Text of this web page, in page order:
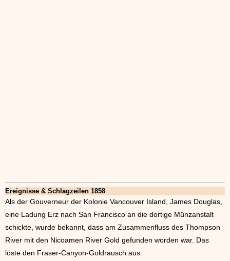
Ereignisse & Schlagzeilen 1858
Als der Gouverneur der Kolonie Vancouver Island, James Douglas,
eine Ladung Erz nach San Francisco an die dortige Münzanstalt
schickte, wurde bekannt, dass am Zusammenfluss des Thompson
River mit den Nicoamen River Gold gefunden worden war. Das
löste den Fraser-Canyon-Goldrausch aus.